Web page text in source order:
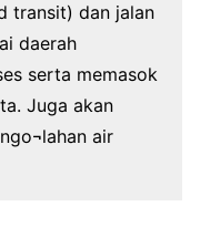
transit) dan jalan
daerah
serta memasok
Juga akan
air